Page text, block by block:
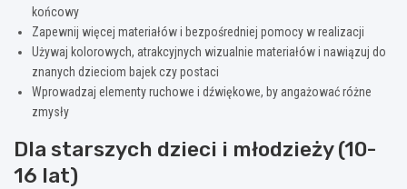
końcowy
Zapewnij więcej materiałów i bezpośredniej pomocy w realizacji
Używaj kolorowych, atrakcyjnych wizualnie materiałów i nawiązuj do
znanych dzieciom bajek czy postaci
Wprowadzaj elementy ruchowe i dźwiękowe, by angażować różne
zmysły
Dla starszych dzieci i młodzieży (10-
16 lat)